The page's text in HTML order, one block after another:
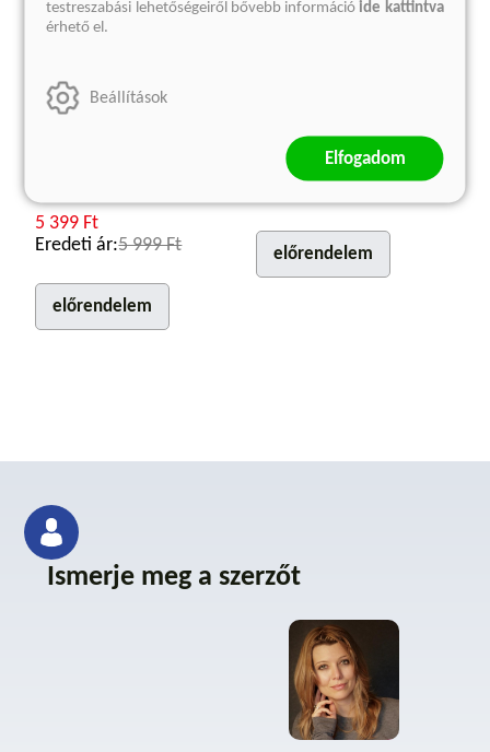
Gyermekként a második
5 399 Ft
Eredeti ár:5 999 Ft
előrendelem
Kötött ár:
3 599 Ft
előrendelem
Ismerje meg a szerzőt
testreszabási lehetőségeiről bővebb információide kattintva
érhető el.
Beállítások
Elfogadom